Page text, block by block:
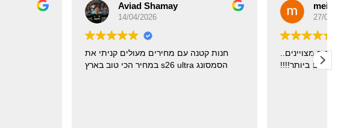
Aviad Shamay
חנות קטנה עם מחירים מעולים קניתי את
הסמסונג s26 ultra במחיר הכי טוב בארץ
meirav doron
מקצועי עם חיוך . ומחירים מצויינים..
מומלצים ביותר!!!!